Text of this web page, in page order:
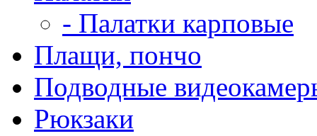
- Палатки карповые
Плащи, пончо
Подводные
Рюкзаки